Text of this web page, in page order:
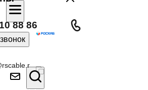
88 86